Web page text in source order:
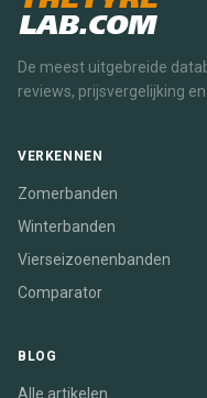
LAB.COM
De meest uitgebreide
reviews, prijsvergelijking
VERKENNEN
Zomerbanden
Winterbanden
Vierseizoenenbanden
Comparator
BLOG
Alle artikelen